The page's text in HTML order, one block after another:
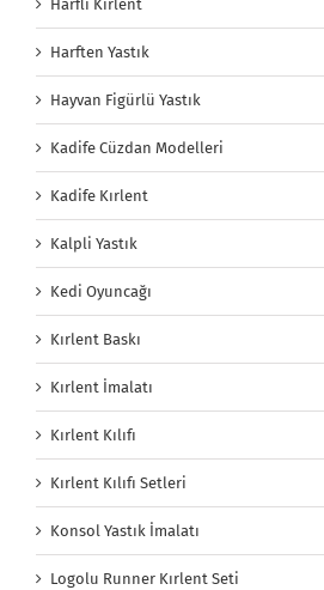
Harfli Kırlent
Harften Yastık
Hayvan Figürlü Yastık
Kadife Cüzdan Modelleri
Kadife Kırlent
Kalpli Yastık
Kedi Oyuncağı
Kırlent Baskı
Kırlent İmalatı
Kırlent Kılıfı
Kırlent Kılıfı Setleri
Konsol Yastık İmalatı
Logolu Runner Kırlent Seti